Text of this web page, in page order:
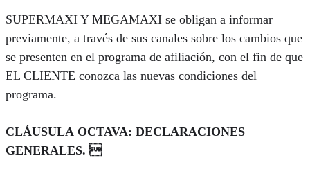
SUPERMAXI Y MEGAMAXI se obligan a informar
previamente, a través de sus canales sobre los cambios que
se presenten en el programa de afiliación, con el fin de que
EL CLIENTE conozca las nuevas condiciones del
programa.
CLÁUSULA OCTAVA: DECLARACIONES
GENERALES. 